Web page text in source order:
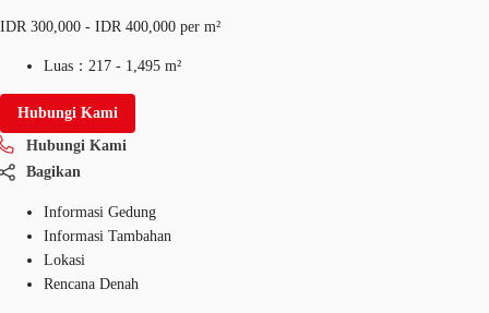
Favorit
IDR 300,000 - IDR 400,000 per m²
Luas： 217 - 1,495 m²
Hubungi Kami
Hubungi Kami
Bagikan
Informasi Gedung
Informasi Tambahan
Lokasi
Rencana Denah